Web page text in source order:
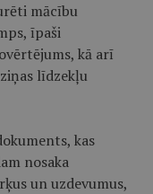
mācību
īpaši
kā arī
līdzekļu
kas
nosaka
un uzdevumus,